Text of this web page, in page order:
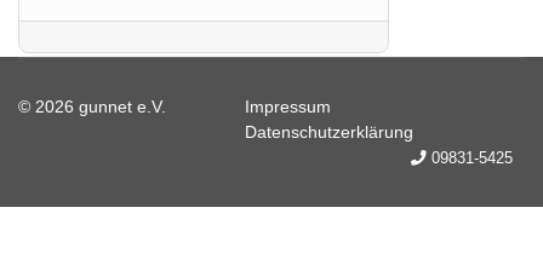
© 2026 gunnet e.V.
Impressum
Datenschutzerklärung
09831-5425